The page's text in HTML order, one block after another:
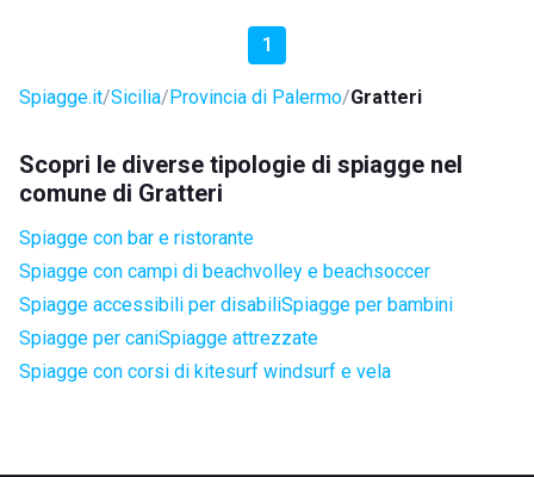
1
Spiagge.it Sicilia Provincia di Palermo Gratteri
Scopri le diverse tipologie di spiagge nel
comune di Gratteri
Spiagge con bar e ristorante
Spiagge con campi di beachvolley e beachsoccer
Spiagge accessibili per disabiliSpiagge per bambini
Spiagge per caniSpiagge attrezzate
Spiagge con corsi di kitesurf windsurf e vela